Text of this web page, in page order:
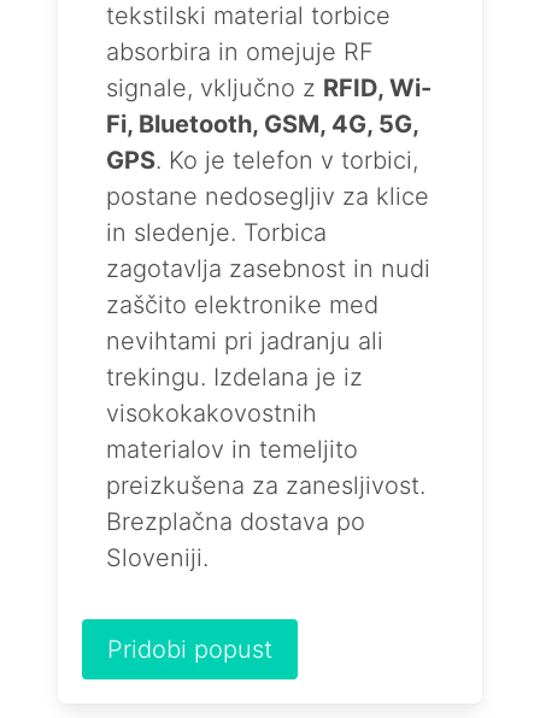
tekstilski material torbice
absorbira in omejuje RF
signale, vključno z RFID, Wi-
Fi, Bluetooth, GSM, 4G, 5G,
GPS. Ko je telefon v torbici,
postane nedosegljiv za klice
in sledenje. Torbica
zagotavlja zasebnost in nudi
zaščito elektronike med
nevihtami pri jadranju ali
trekingu. Izdelana je iz
visokokakovostnih
materialov in temeljito
preizkušena za zanesljivost.
Brezplačna dostava po
Sloveniji.
Pridobi popust